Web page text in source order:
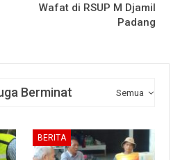
Wafat di RSUP M Djamil
Padang
Semua
Berminat
BERITA